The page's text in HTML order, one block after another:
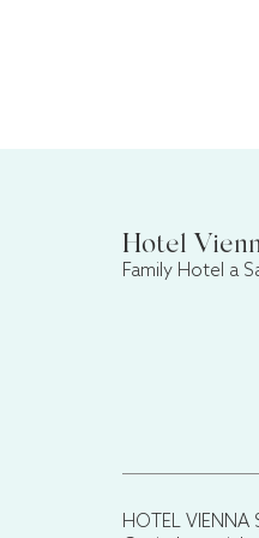
Hotel
Family Hotel a
HOTEL VIENNA